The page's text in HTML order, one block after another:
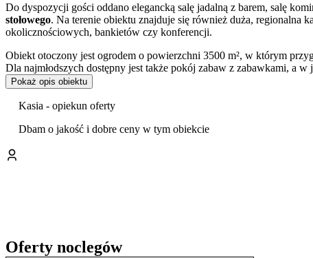
Do dyspozycji gości oddano elegancką salę jadalną z barem, salę
stołowego. Na terenie obiektu znajduje się również duża, regionalna
okolicznościowych, bankietów czy konferencji.
Obiekt otoczony jest ogrodem o powierzchni 3500 m², w którym
Dla najmłodszych dostępny jest także pokój zabaw z zabawkami, a
posiłków dla niemowląt.
Goście w swoich opiniach bardzo dobrze oceniają czystość panującą
Willa położona jest przy ulicy Królewskiej w Kościelisku, w pobliżu
Chochołowskiej oraz Wyciąg narciarski Pod Butorowym. W
Królewicza.
oraz
Pokaż opis obiektu
Kasia - opiekun oferty
Dbam o jakość i dobre ceny w tym obiekcie
Oferty noclegów